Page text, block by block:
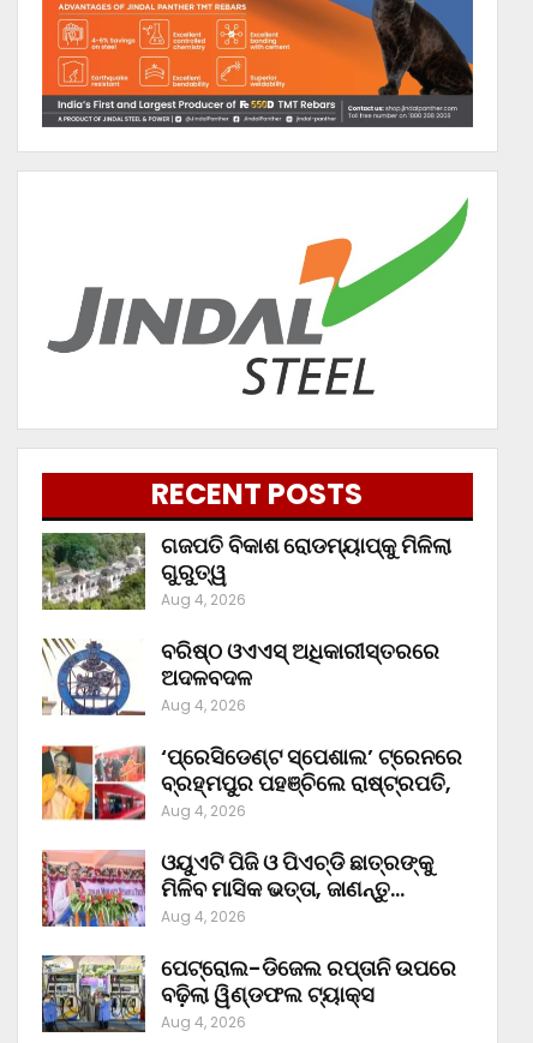
RECENT POSTS
ଗଜପତି ବିକାଶ ରୋଡମ୍ୟାପ୍‌କୁ ମିଳିଲା
ଗୁରୁତ୍ୱ
Aug 4, 2026
ବରିଷ୍ଠ ଓଏଏସ୍‌ ଅଧିକାରୀସ୍ତରରେ
ଅଦଳବଦଳ
Aug 4, 2026
‘ପ୍ରେସିଡେଣ୍ଟ ସ୍ପେଶାଲ’ ଟ୍ରେନରେ
ବ୍ରହ୍ମପୁର ପହଞ୍ଚିଲେ ରାଷ୍ଟ୍ରପତି,
Aug 4, 2026
ଓୟୁଏଟି ପିଜି ଓ ପିଏଚ୍‌ଡି ଛାତ୍ରଙ୍କୁ
ମିଳିବ ମାସିକ ଭତ୍ତା, ଜାଣନ୍ତୁ…
Aug 4, 2026
ପେଟ୍ରୋଲ-ଡିଜେଲ ରପ୍ତାନି ଉପରେ
ବଢ଼ିଲା ୱିଣ୍ଡଫଲ ଟ୍ୟାକ୍ସ
Aug 4, 2026